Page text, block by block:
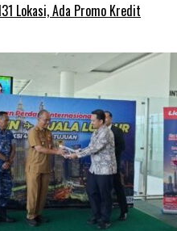
Lokasi, Ada Promo Kredit